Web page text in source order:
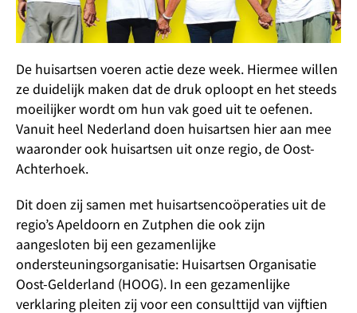
De huisartsen voeren actie deze week. Hiermee willen
ze duidelijk maken dat de druk oploopt en het steeds
moeilijker wordt om hun vak goed uit te oefenen.
Vanuit heel Nederland doen huisartsen hier aan mee
waaronder ook huisartsen uit onze regio, de Oost-
Achterhoek.
Dit doen zij samen met huisartsencoöperaties uit de
regio’s Apeldoorn en Zutphen die ook zijn
aangesloten bij een gezamenlijke
ondersteuningsorganisatie: Huisartsen Organisatie
Oost-Gelderland (HOOG). In een gezamenlijke
verklaring pleiten zij voor een consulttijd van vijftien